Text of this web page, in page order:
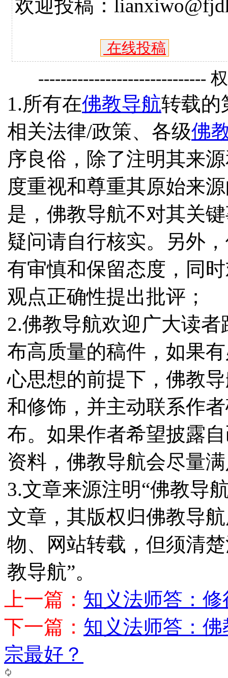
欢迎投稿：
在线投稿
------------------------------
1.所有在佛教导航转载的
相关法律/政策、各级佛
序良俗，除了注明其来
度重视和尊重其原始来
是，佛教导航不对其关
疑问请自行核实。另外
有审慎和保留态度，同
观点正确性提出批评；
2.佛教导航欢迎广大读
布高质量的稿件，如果
心思想的前提下，佛教
和修饰，并主动联系作
布。如果作者希望披露
资料，佛教导航会尽量
3.文章来源注明“佛教导
文章，其版权归佛教导
物、网站转载，但须清
教导航”。
上一篇： 知义法师答：
下一篇： 知义法师答：
宗最好？